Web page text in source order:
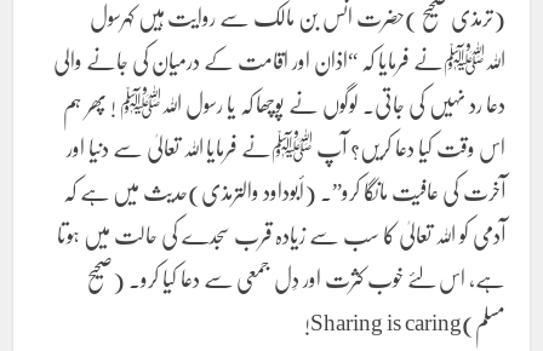
(ترمذی صحیح )حضرت انس بن مالک سے روایت ہیں کہرسول
اللہﷺنے فرمایا کہ “اذان اور اقامت کے درمیان کی جانے والی
دعا رد نہیں کی جاتی۔ لوگوں نے پوچھا کہ یا رسول اللہﷺ ! پھر ہم
اس وقت کیا دعا کریں؟ آپ ﷺنے فرمایا اللہ تعالیٰ سے دنیا اور
آخرت کی عافیت مانگا کرو”۔ (أبوداود والترمذی)حدیث میں ہے کہ
آدمی کو اللہ تعالیٰ کا سب سے زیادہ قرب سجدے کی حالت میں ہوتا
ہے، اس لئے خوب کثرت اور دِل جمعی سے دعا کیا کرو۔ (صحیح
مسلم)Sharing is caring!